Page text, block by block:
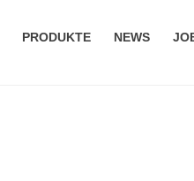
PRODUKTE NEWS